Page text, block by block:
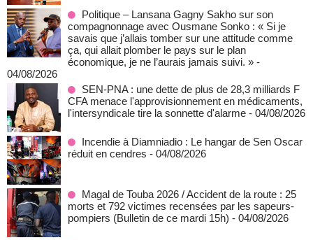
Politique – Lansana Gagny Sakho sur son
compagnonnage avec Ousmane Sonko : « Si je
savais que j’allais tomber sur une attitude comme
ça, qui allait plomber le pays sur le plan
économique, je ne l’aurais jamais suivi. » -
04/08/2026
SEN-PNA : une dette de plus de 28,3 milliards F
CFA menace l'approvisionnement en médicaments,
l'intersyndicale tire la sonnette d'alarme - 04/08/2026
Incendie à Diamniadio : Le hangar de Sen Oscar
réduit en cendres - 04/08/2026
Magal de Touba 2026 / Accident de la route : 25
morts et 792 victimes recensées par les sapeurs-
pompiers (Bulletin de ce mardi 15h) - 04/08/2026